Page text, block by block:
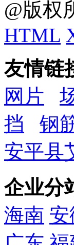
@版权
HTML
友情链
网片
挡
钢
安平县
企业分
海南 安